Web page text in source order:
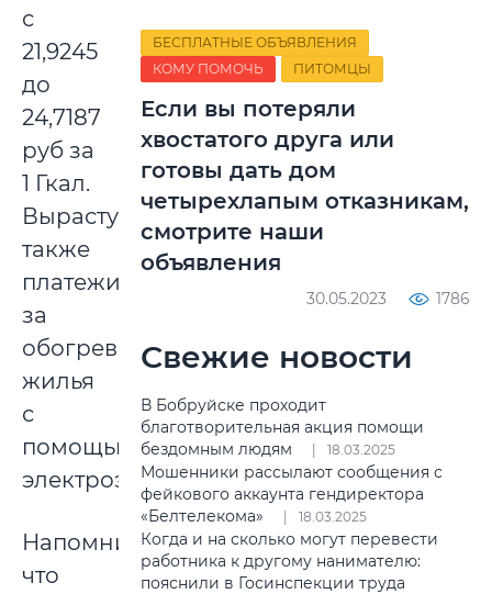
с
21,9245
до
24,7187
руб за
1 Гкал.
Вырастут
также
платежи
за
обогрев
жилья
с
помощью
электроэнергии.
Напомним,
что
БЕСПЛАТНЫЕ ОБЪЯВЛЕНИЯ
КОМУ ПОМОЧЬ
ПИТОМЦЫ
Если вы потеряли
хвостатого друга или
готовы дать дом
четырехлапым отказникам,
смотрите наши
объявления
30.05.2023 1786
Свежие новости
В Бобруйске проходит
благотворительная акция помощи
бездомным людям
18.03.2025
Мошенники рассылают сообщения с
фейкового аккаунта гендиректора
«Белтелекома»
18.03.2025
Когда и на сколько могут перевести
работника к другому нанимателю:
пояснили в Госинспекции труда